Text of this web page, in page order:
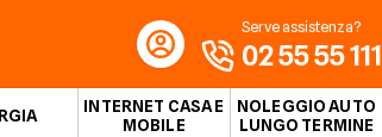
INTERNET CASA E
MOBILE
NOLEGGIO AUTO
LUNGO TERMINE
Serve assistenza?
02 55 55 111